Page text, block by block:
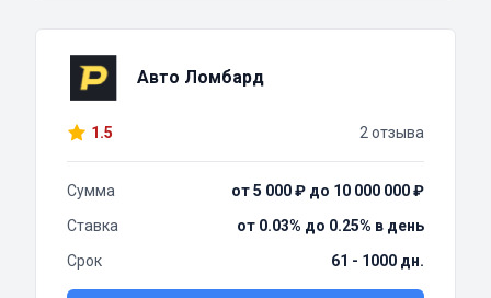
Авто Ломбард
1.5 2 отзыва
Сумма
от 5 000 ₽ до 10 000 000 ₽
Ставка
от 0.03% до 0.25% в день
Срок
61 - 1000 дн.